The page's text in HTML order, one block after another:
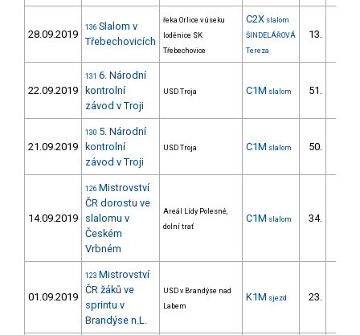
28.09.2019
136 Slalom v
Třebechovicích
řeka Orlice v úseku
loděnice SK
Třebechovice
C2X slalom
ŠINDELÁŘOVÁ
Tereza
13.
22.09.2019
131 6. Národní
kontrolní
závod v Troji
USD Troja C1M slalom 51.
21.09.2019
130 5. Národní
kontrolní
závod v Troji
USD Troja C1M slalom 50.
14.09.2019
126 Mistrovství
ČR dorostu ve
slalomu v
Českém
Vrbném
Areál Lídy Polesné,
dolní trať
C1M slalom 34.
01.09.2019
123 Mistrovství
ČR žáků ve
sprintu v
Brandýse n.L.
USD v Brandýse nad
Labem
K1M sjezd 23.